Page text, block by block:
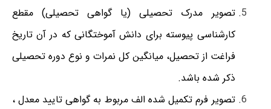
تصویر مدرک تحصیلی (یا گواهی تحصیلی) مقطع
کارشناسی پیوسته برای دانش آموختگانی که در آن تاریخ
فراغت از تحصیل، میانگین کل نمرات و نوع دوره تحصیلی
ذکر شده باشد.
تصویر فرم تکمیل شده الف مربوط به گواهی تایید معدل ،